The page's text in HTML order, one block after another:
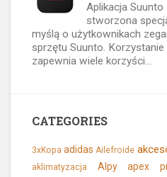
Aplikacja Suunto
stworzona
myślą o użytkownikach
sprzętu Suunto. Korzystanie
zapewnia wiele korzyści...
CATEGORIES
3xKopa adidas Ailefroide
aklimatyzacja Alpy apex